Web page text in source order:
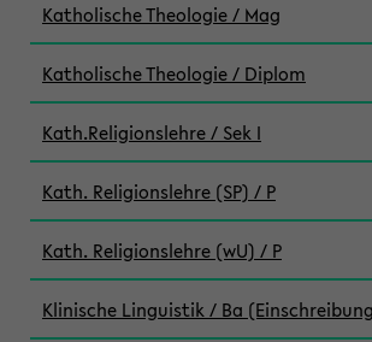
Katholische Theologie / Mag
Katholische Theologie / Diplom
Kath.Religionslehre / Sek I
Kath. Religionslehre (SP) / P
Kath. Religionslehre (wU) / P
Klinische Linguistik / Ba